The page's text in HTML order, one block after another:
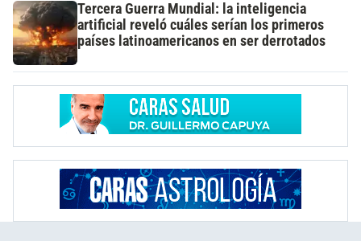
Tercera Guerra Mundial: la inteligencia
artificial reveló cuáles serían los primeros
países latinoamericanos en ser derrotados